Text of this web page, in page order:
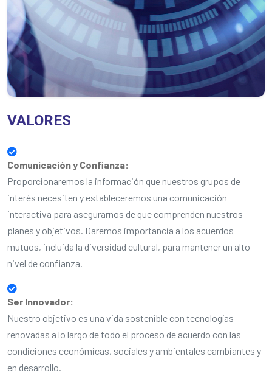
VALORES
Comunicación y Confianza:
Proporcionaremos la información que nuestros grupos de
interés necesiten y estableceremos una comunicación
interactiva para asegurarnos de que comprenden nuestros
planes y objetivos. Daremos importancia a los acuerdos
mutuos, incluida la diversidad cultural, para mantener un alto
nivel de confianza.
Ser Innovador:
Nuestro objetivo es una vida sostenible con tecnologías
renovadas a lo largo de todo el proceso de acuerdo con las
condiciones económicas, sociales y ambientales cambiantes y
en desarrollo.